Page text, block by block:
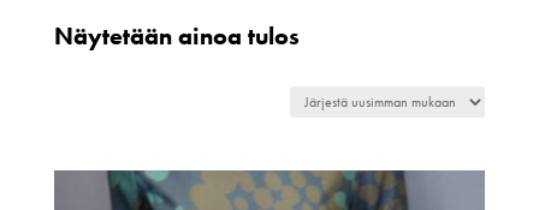
Näytetään ainoa tulos